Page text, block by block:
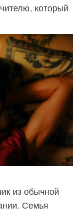
который
из обычной
Семья